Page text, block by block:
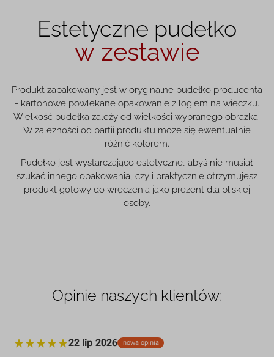
Estetyczne pudełko
w zestawie
Produkt zapakowany jest w oryginalne pudełko producenta
- kartonowe powlekane opakowanie z logiem na wieczku.
Wielkość pudełka zależy od wielkości wybranego obrazka.
W zależności od partii produktu może się ewentualnie
różnić kolorem.
Pudełko jest wystarczająco estetyczne, abyś nie musiał
szukać innego opakowania, czyli praktycznie otrzymujesz
produkt gotowy do wręczenia jako prezent dla bliskiej
osoby.
Opinie naszych klientów:
22 lip 2026 nowa opinia